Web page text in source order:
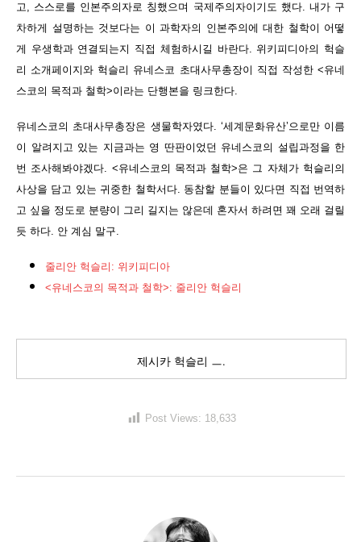
고, 스스로를 인본주의자로 칭했으며 국제주의자이기도 했다. 내가 구
차하게 설명하는 것보다는 이 과학자의 인본주의에 대한 철학이 어떻
게 우생학과 연결되는지 직접 체험하시길 바란다. 위키피디아의 헉슬
리 소개페이지와 헉슬리 유네스코 초대사무총장이 직접 작성한 <유네
스코의 목적과 철학>이라는 단행본을 링크한다.
유네스코의 초대사무총장은 생물학자였다. ‘세계문화유산’으로만 이름
이 알려지고 있는 지금과는 영 딴판이었던 유네스코의 설립과정을 한
번 조사해봐야겠다. <유네스코의 목적과 철학>은 그 자체가 헉슬리의
사상을 담고 있는 귀중한 철학서다. 동참할 분들이 있다면 직접 번역하
고 싶을 정도로 분량이 그리 길지는 않은데 혼자서 하려면 꽤 오래 걸릴
듯 하다. 안 계심 말구.
줄리안 헉슬리: 위키피디아
<유네스코의 목적과 철학>: 줄리안 헉슬리
제시카 헉슬리 ㅡ.
Post Views: 18,633